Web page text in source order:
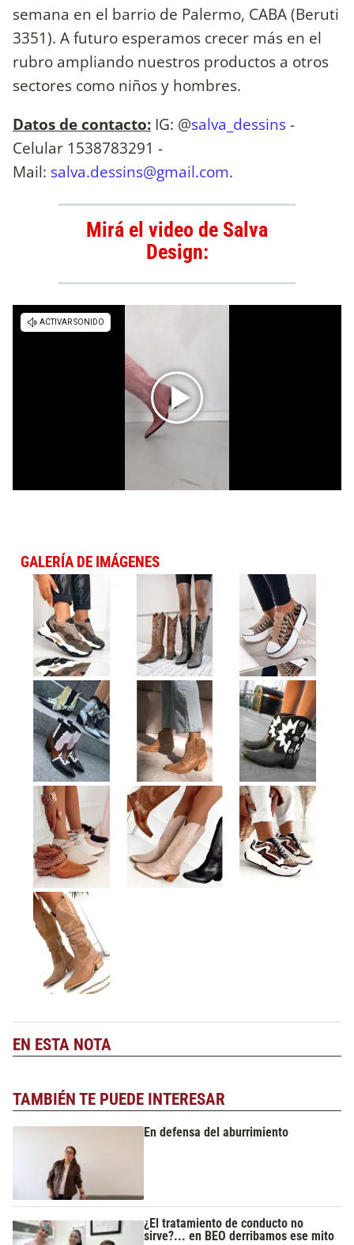
semana en el barrio de Palermo, CABA (Beruti
3351). A futuro esperamos crecer más en el
rubro ampliando nuestros productos a otros
sectores como niños y hombres.
Datos de contacto: IG: @salva_dessins-
Celular 1538783291 -
Mail: salva.dessins@gmail.com.
Mirá el video de Salva
Design:
GALERÍA DE IMÁGENES
EN ESTA NOTA
TAMBIÉN TE PUEDE INTERESAR
En defensa del aburrimiento
¿El tratamiento de conducto no
sirve?... en BEO derribamos ese mito